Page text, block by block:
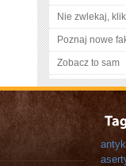
Nie zwlekaj,
Poznaj nowe
Zobacz to sam